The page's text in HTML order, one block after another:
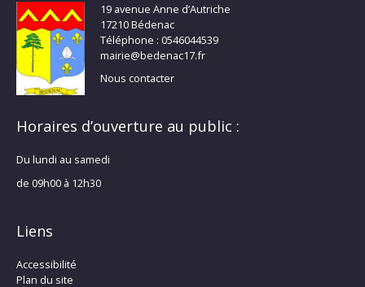
19 avenue Anne d’Autriche
17210 Bédenac
Téléphone : 0546044539
mairie@bedenac17.fr
Nous contacter
Horaires d’ouverture au public :
Du lundi au samedi
de 09h00 à 12h30
Liens
Accessibilité
Plan du site